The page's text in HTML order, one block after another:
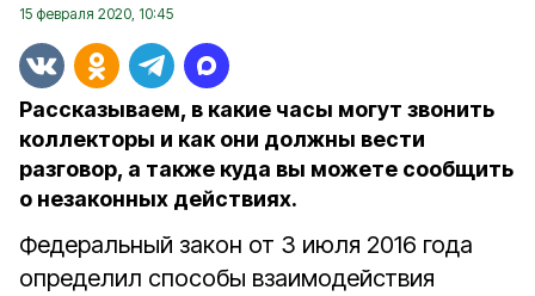
15 февраля 2020, 10:45
Рассказываем, в какие часы могут звонить
коллекторы и как они должны вести
разговор, а также куда вы можете сообщить
о незаконных действиях.
Федеральный закон от 3 июля 2016 года
определил способы взаимодействия